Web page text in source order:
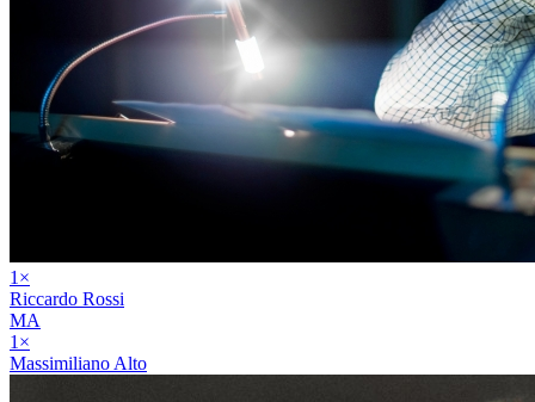
1 ×
Riccardo Rossi
MA
1 ×
Massimiliano Alto